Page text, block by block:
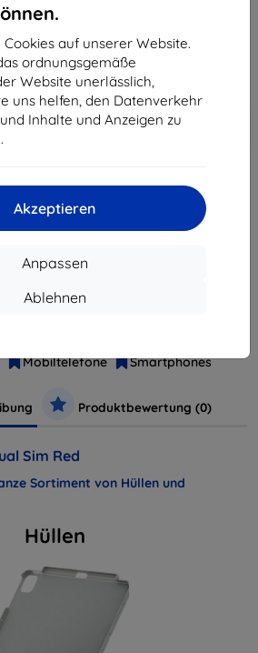
auf unserer Website.
ordnungsgemäße
Website unerlässlich,
uns helfen, den Datenverkehr
Inhalte und Anzeigen zu
Akzeptieren
Anpassen
Ablehnen
In den
Mobiltelefone Smartphones
Produktbewertung (0)
Sim Red
Sortiment von Hüllen und
Hüllen